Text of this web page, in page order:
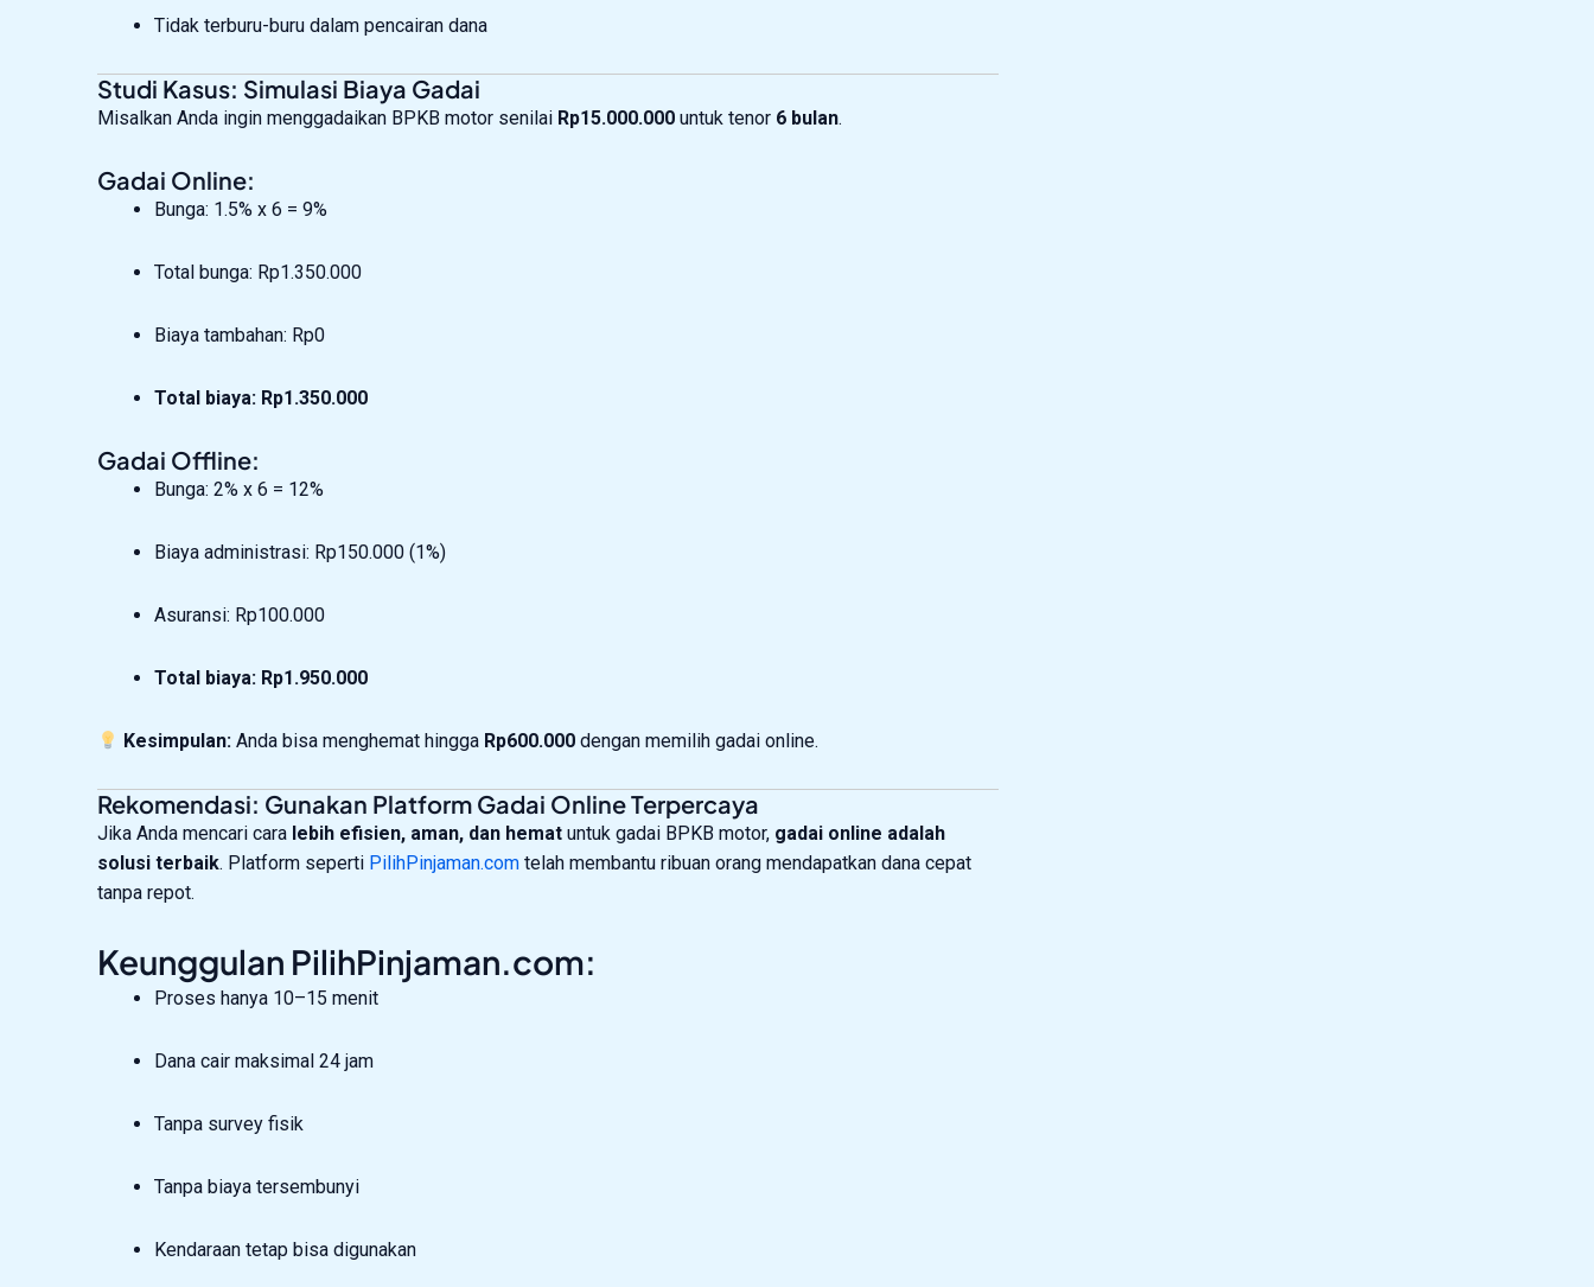
Tidak terburu-buru dalam pencairan dana
Studi Kasus: Simulasi Biaya Gadai
Misalkan Anda ingin menggadaikan BPKB motor senilai Rp15.000.000 untuk tenor 6 bulan.
Gadai Online:
Bunga: 1.5% x 6 = 9%
Total bunga: Rp1.350.000
Biaya tambahan: Rp0
Total biaya: Rp1.350.000
Gadai Offline:
Bunga: 2% x 6 = 12%
Biaya administrasi: Rp150.000 (1%)
Asuransi: Rp100.000
Total biaya: Rp1.950.000
Kesimpulan: Anda bisa menghemat hingga Rp600.000 dengan memilih gadai online.
Rekomendasi: Gunakan Platform Gadai Online Terpercaya
Jika Anda mencari cara lebih efisien, aman, dan hemat untuk gadai BPKB motor, gadai online adalah
solusi terbaik. Platform seperti PilihPinjaman.com telah membantu ribuan orang mendapatkan dana cepat
tanpa repot.
Keunggulan PilihPinjaman.com:
Proses hanya 10–15 menit
Dana cair maksimal 24 jam
Tanpa survey fisik
Tanpa biaya tersembunyi
Kendaraan tetap bisa digunakan